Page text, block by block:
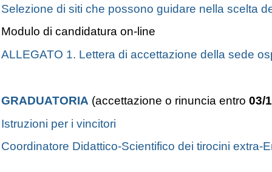
Selezione di siti che possono guidare nella scelta
Modulo di candidatura on-line
ALLEGATO 1. Lettera di accettazione della sede
GRADUATORIA (accettazione o rinuncia entro03/
Istruzioni per i vincitori
Coordinatore Didattico-Scientifico dei tirocini extra-